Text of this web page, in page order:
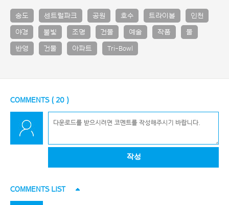
송도 센트럴파크 공원 호수 트라이볼 인천
야경 불빛 조명 건물 예술 작품 물
반영 건물 아파트 Tri-Bowl
COMMENTS ( 20 )
작성
COMMENTS LIST